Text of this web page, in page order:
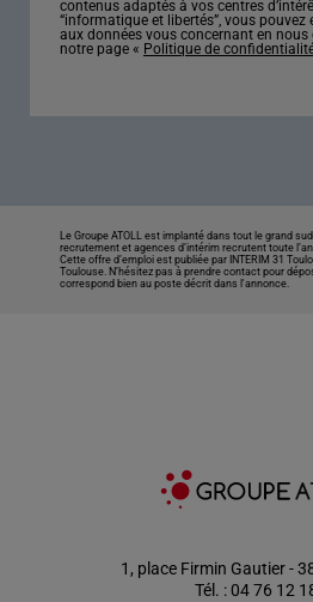
contenus adaptés à vos centres
“informatique et libertés”, vous pouvez
aux données vous concernant en
notre page « Politique de
Le Groupe ATOLL est implanté dans tout le grand
recrutement et agences d’intérim recrutent toute
Cette offre d’emploi est publiée par INTERIM 31
Toulouse. N’hésitez pas à prendre contact pour
correspond bien au poste décrit dans l'annonce.
1, place Firmin Gautier -
Tél. : 04 76 12